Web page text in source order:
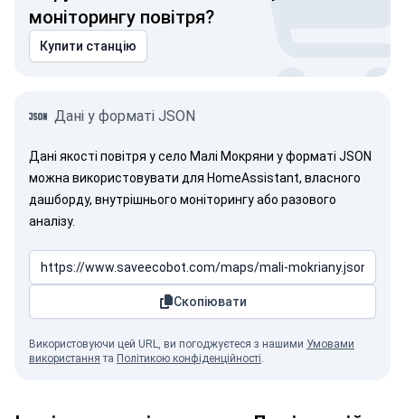
моніторингу повітря?
Купити станцію
Дані у форматі JSON
Дані якості повітря у село Малі Мокряни у форматі JSON
можна використовувати для HomeAssistant, власного
дашборду, внутрішнього моніторингу або разового
аналізу.
Скопіювати
Використовуючи цей URL, ви погоджуєтеся з нашими Умовами
використання та Політикою конфіденційності.